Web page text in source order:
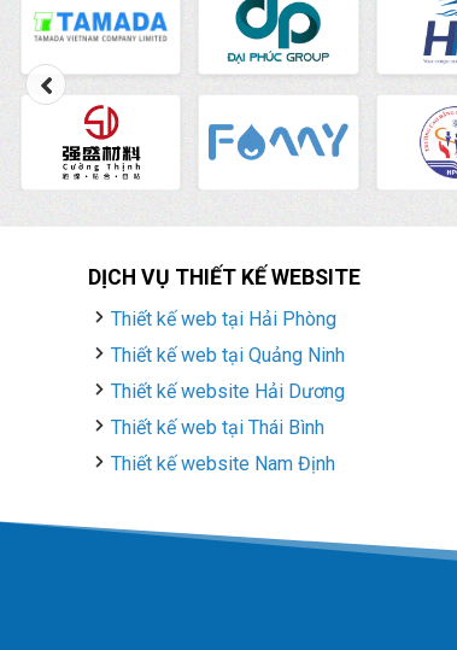
DỊCH VỤ THIẾT KẾ WEBSITE
Thiết kế web tại Hải Phòng
Thiết kế web tại Quảng Ninh
Thiết kế website Hải Dương
Thiết kế web tại Thái Bình
Thiết kế website Nam Định